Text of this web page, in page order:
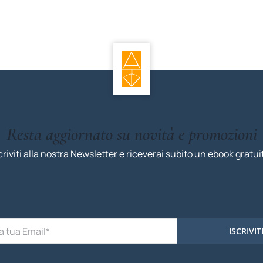
Resta aggiornato su novità e promozioni
alla nostra Newsletter e riceverai subito un ebook
ISCRIVITI